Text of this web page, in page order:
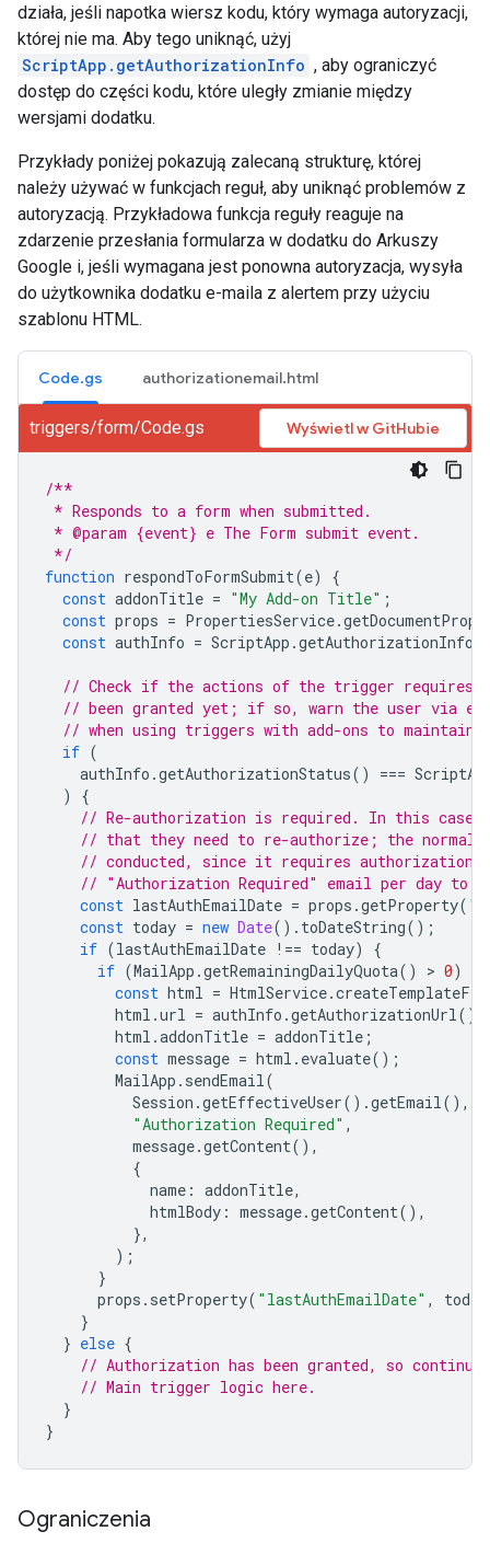
działa, jeśli napotka wiersz kodu, który wymaga autoryzacji,
której nie ma. Aby tego uniknąć, użyj
ScriptApp.getAuthorizationInfo , aby ograniczyć
dostęp do części kodu, które uległy zmianie między
wersjami dodatku.
Przykłady poniżej pokazują zalecaną strukturę, której
należy używać w funkcjach reguł, aby uniknąć problemów z
autoryzacją. Przykładowa funkcja reguły reaguje na
zdarzenie przesłania formularza w dodatku do Arkuszy
Google i, jeśli wymagana jest ponowna autoryzacja, wysyła
do użytkownika dodatku e-maila z alertem przy użyciu
szablonu HTML.
Code.gs authorizationemail.html
triggers/form/Code.gs Wyświetl w GitHubie
/**
* Responds to a form when submitted.
* @param {event} e The Form submit event.
*/
function respondToFormSubmit(e)
{
const addonTitle = "My Add-on Title" ;
const props = PropertiesService.
const authInfo = ScriptApp .getAuthorizationInfo
// Check if the actions of the trigger requires
// been granted yet; if so, warn the user via
// when using triggers with add-ons to
if (
authInfo .getAuthorizationStatus() ===
)
{
// Re-authorization is required. In this case,
// that they need to re-authorize; the
// conducted, since it requires authorization
// "Authorization Required" email per day to
const lastAuthEmailDate = props .getProperty(
const today = new Date(). toDateString();
if (lastAuthEmailDate !== today)
{
if (MailApp .getRemainingDailyQuota() > 0)
const html = HtmlService.
html .url = authInfo .getAuthorizationUrl();
html .addonTitle = addonTitle ;
const message = html . evaluate();
MailApp . sendEmail(
Session .getEffectiveUser().getEmail(),
"Authorization Required" ,
message.getContent(),
{
name : addonTitle,
htmlBody : message.getContent(),
},
);
}
props . setProperty( "lastAuthEmailDate" , today
}
} else {
// Authorization has been granted, so
// Main trigger logic here.
}
}
Ograniczenia